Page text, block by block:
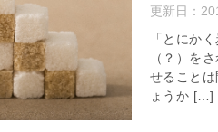
更新日：
「とにか
（？）を
せること
ょうか […]